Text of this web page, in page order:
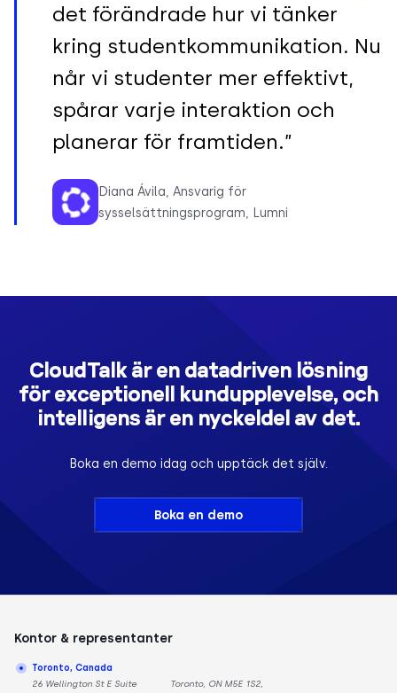
det förändrade hur vi tänker
kring studentkommunikation. Nu
når vi studenter mer effektivt,
spårar varje interaktion och
planerar för framtiden.”
Diana Ávila, Ansvarig för
sysselsättningsprogram, Lumni
CloudTalk är en datadriven lösning
för exceptionell kundupplevelse, och
intelligens är en nyckeldel av det.
Boka en demo idag och upptäck det själv.
Boka en demo
Kontor & representanter
Toronto, Canada
26 Wellington St E Suite
Toronto, ON M5E 1S2,